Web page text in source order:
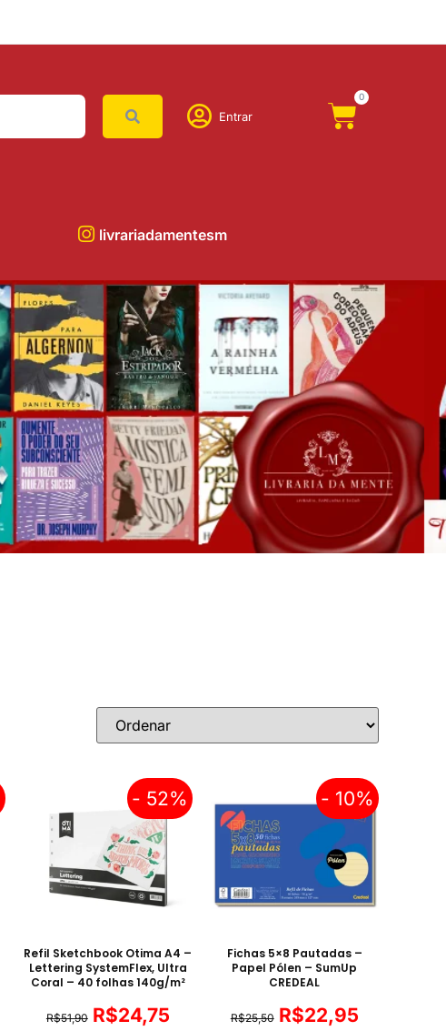
Entrar
0
livrariadamentesm
- 52%
Refil Sketchbook Otima A4 –
Lettering SystemFlex, Ultra
Coral – 40 folhas 140g/m²
R$51,90 R$24,75
- 10%
Fichas 5×8 Pautadas –
Papel Pólen – SumUp
CREDEAL
R$25,50 R$22,95